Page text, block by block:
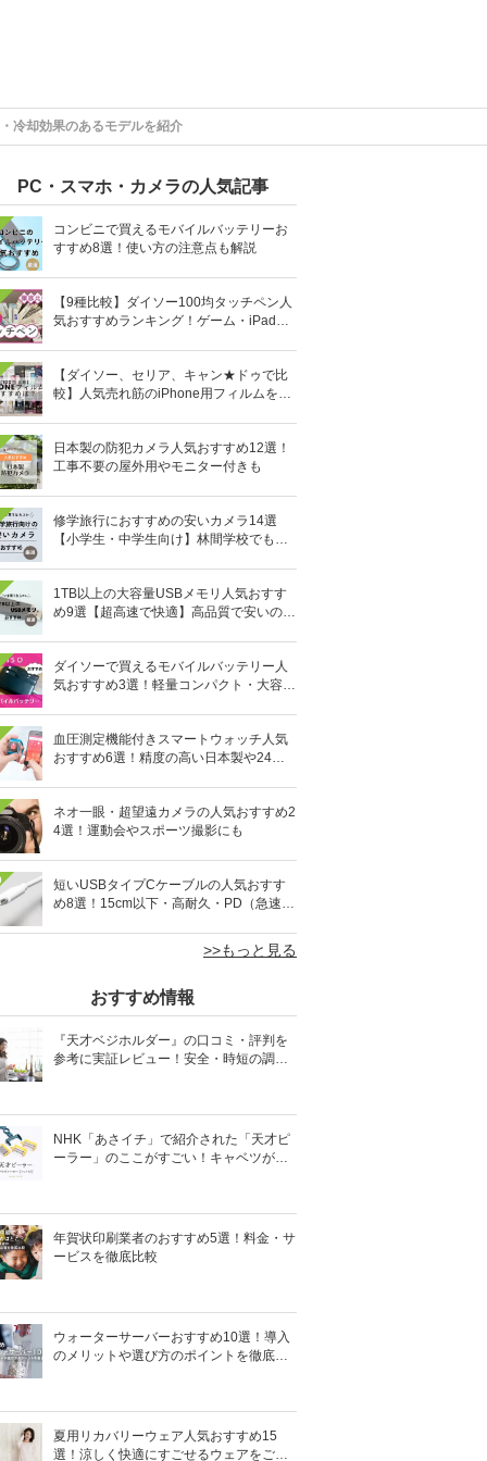
冷却効果のあるモデルを紹介
PC・スマホ・カメラの人気記事
コンビニで買えるモバイルバッテリーお
すすめ8選！使い方の注意点も解説
【9種比較】ダイソー100均タッチペン人
気おすすめランキング！ゲーム・iPad向
【ダイソー、セリア、キャン★ドゥで比
較】人気売れ筋のiPhone用フィルムを10
日本製の防犯カメラ人気おすすめ12選！
工事不要の屋外用やモニター付きも
修学旅行におすすめの安いカメラ14選
【小学生・中学生向け】林間学校でも活
1TB以上の大容量USBメモリ人気おすす
め9選【超高速で快適】高品質で安いのは
ダイソーで買えるモバイルバッテリー人
気おすすめ3選！軽量コンパクト・大容量
血圧測定機能付きスマートウォッチ人気
おすすめ6選！精度の高い日本製や24時
ネオ一眼・超望遠カメラの人気おすすめ2
4選！運動会やスポーツ撮影にも
短いUSBタイプCケーブルの人気おすす
め8選！15cm以下・高耐久・PD（急速充
>>もっと見る
おすすめ情報
『天才ベジホルダー』の口コミ・評判を
参考に実証レビュー！安全・時短の調理
NHK「あさイチ」で紹介された「天才ピ
ーラー」のここがすごい！キャベツがほ
年賀状印刷業者のおすすめ5選！料金・サ
ービスを徹底比較
ウォーターサーバーおすすめ10選！導入
のメリットや選び方のポイントを徹底解
夏用リカバリーウェア人気おすすめ15
選！涼しく快適にすごせるウェアをご紹